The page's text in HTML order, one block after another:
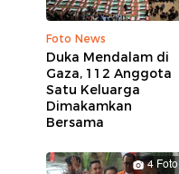
Foto News
Duka Mendalam di
Gaza, 112 Anggota
Satu Keluarga
Dimakamkan
Bersama
4 Foto